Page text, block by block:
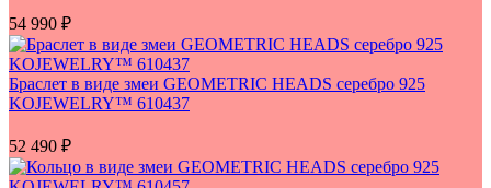
54 990 ₽
Браслет в виде змеи GEOMETRIC HEADS серебро 925
KOJEWELRY™ 610437
52 490 ₽